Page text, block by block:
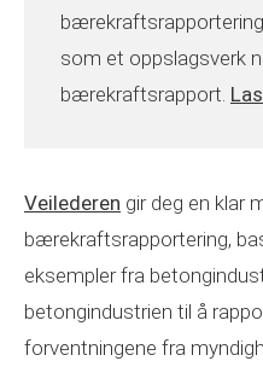
som et oppslagsverk
bærekraftsrapport.
Veilederen gir deg en klar
bærekraftsrapportering,
eksempler fra
betongindustrien til å
forventningene fra